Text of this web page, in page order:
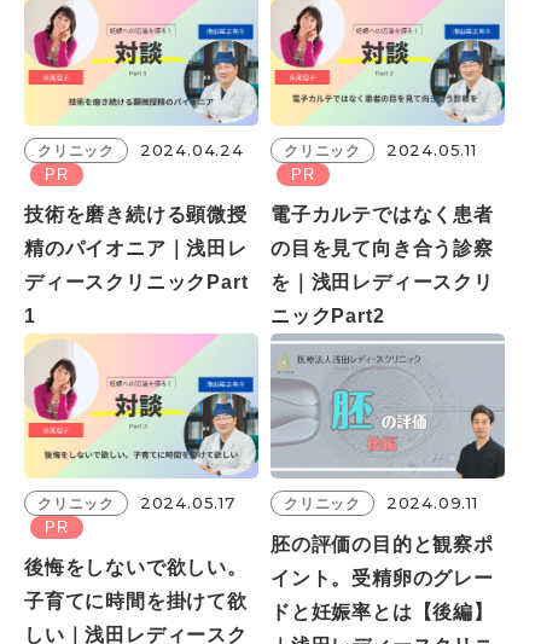
クリニック 2024.04.24
PR
技術を磨き続ける顕微授
精のパイオニア｜浅田レ
ディースクリニックPart
1
クリニック 2024.05.11
PR
電子カルテではなく患者
の目を見て向き合う診察
を｜浅田レディースクリ
ニックPart2
クリニック 2024.05.17
PR
後悔をしないで欲しい。
子育てに時間を掛けて欲
しい｜浅田レディースク
クリニック 2024.09.11
胚の評価の目的と観察ポ
イント。受精卵のグレー
ドと妊娠率とは【後編】